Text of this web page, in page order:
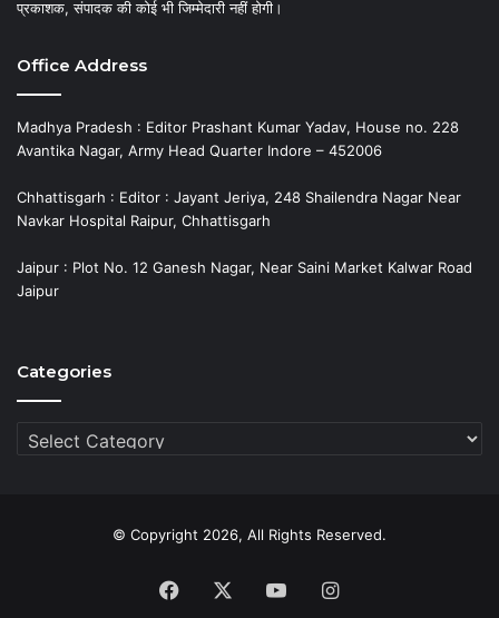
प्रकाशक, संपादक की कोई भी जिम्मेदारी नहीं होगी।
Office Address
Madhya Pradesh : Editor Prashant Kumar Yadav, House no. 228
Avantika Nagar, Army Head Quarter Indore – 452006
Chhattisgarh : Editor : Jayant Jeriya, 248 Shailendra Nagar Near
Navkar Hospital Raipur, Chhattisgarh
Jaipur : Plot No. 12 Ganesh Nagar, Near Saini Market Kalwar Road
Jaipur
Categories
Categories
© Copyright 2026, All Rights Reserved.
Facebook YouTubeInstagram